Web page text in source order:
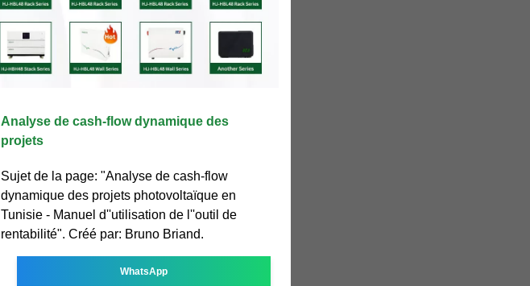
Analyse de cash-flow dynamique des
projets
Sujet de la page: "Analyse de cash-flow
dynamique des projets photovoltaïque en
Tunisie - Manuel d''utilisation de l''outil de
rentabilité". Créé par: Bruno Briand.
WhatsApp